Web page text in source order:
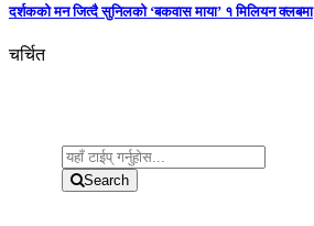
दर्शकको मन जित्दै सुनिलको ‘बकवास माया’ १ मिलियन क्लबमा
चर्चित
Search